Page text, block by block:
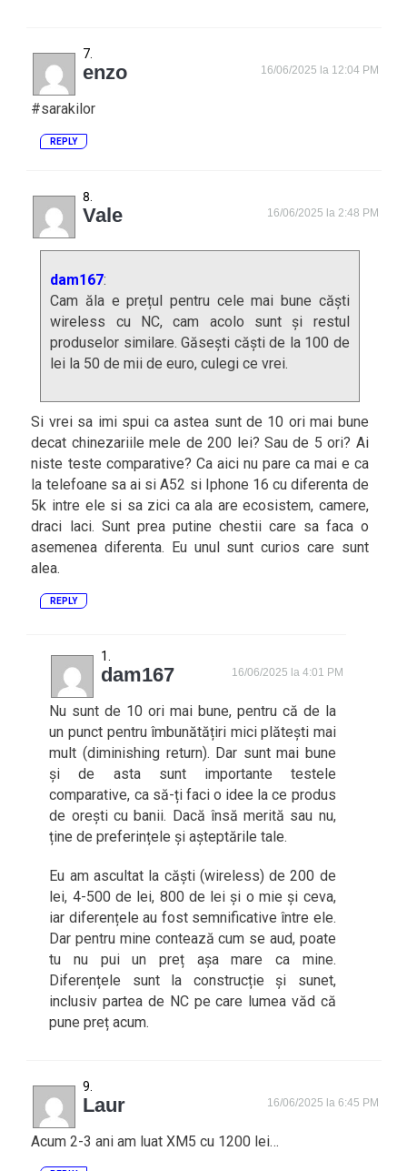
enzo 16/06/2025 la 12:04 PM
#sarakilor
REPLY
Vale 16/06/2025 la 2:48 PM
dam167:
Cam ăla e prețul pentru cele mai bune căști
wireless cu NC, cam acolo sunt și restul
produselor similare. Găsești căști de la 100 de
lei la 50 de mii de euro, culegi ce vrei.
Si vrei sa imi spui ca astea sunt de 10 ori mai bune
decat chinezariile mele de 200 lei? Sau de 5 ori? Ai
niste teste comparative? Ca aici nu pare ca mai e ca
la telefoane sa ai si A52 si Iphone 16 cu diferenta de
5k intre ele si sa zici ca ala are ecosistem, camere,
draci laci. Sunt prea putine chestii care sa faca o
asemenea diferenta. Eu unul sunt curios care sunt
alea.
REPLY
dam167 16/06/2025 la 4:01 PM
Nu sunt de 10 ori mai bune, pentru că de la
un punct pentru îmbunătățiri mici plătești mai
mult (diminishing return). Dar sunt mai bune
și de asta sunt importante testele
comparative, ca să-ți faci o idee la ce produs
de orești cu banii. Dacă însă merită sau nu,
ține de preferințele și așteptările tale.
Eu am ascultat la căști (wireless) de 200 de
lei, 4-500 de lei, 800 de lei și o mie și ceva,
iar diferențele au fost semnificative între ele.
Dar pentru mine contează cum se aud, poate
tu nu pui un preț așa mare ca mine.
Diferențele sunt la construcție și sunet,
inclusiv partea de NC pe care lumea văd că
pune preț acum.
Laur 16/06/2025 la 6:45 PM
Acum 2-3 ani am luat XM5 cu 1200 lei…